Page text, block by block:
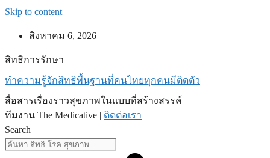
Skip to content
สิงหาคม 6, 2026
สิทธิการรักษา
ทำความรู้จักสิทธิพื้นฐานที่คนไทยทุกคนมีติดตัว
สื่อสารเรื่องราวสุขภาพในแบบที่สร้างสรรค์
ทีมงาน The Medicative | ติดต่อเรา
Search